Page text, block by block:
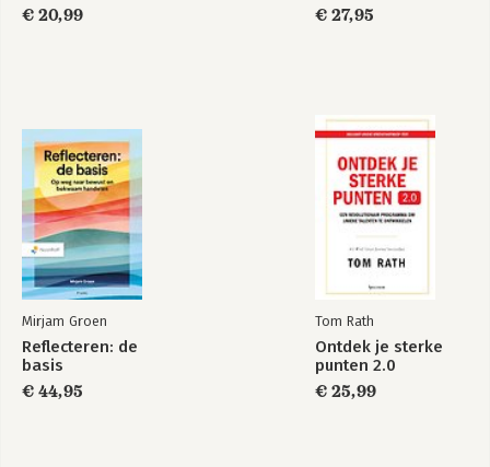
€ 20,99
€ 27,95
Mirjam Groen
Reflecteren: de
basis
€ 44,95
Tom Rath
Ontdek je sterke
punten 2.0
€ 25,99